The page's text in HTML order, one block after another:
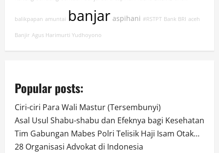
balikpapan amuntai banjar aspihani #RSTPT Bank BRI aceh
Banjir Agus Harimurti Yudhoyono
Popular posts:
Ciri-ciri Para Wali Mastur (Tersembunyi)
Asal Usul Shabu-shabu dan Efeknya bagi Kesehatan
Tim Gabungan Mabes Polri Telisik Haji Isam Otak…
28 Organisasi Advokat di Indonesia